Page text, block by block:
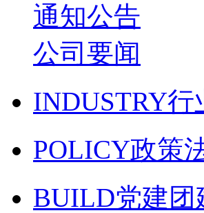
通知公告
公司要闻
INDUSTRY行
POLICY政策
BUILD党建团